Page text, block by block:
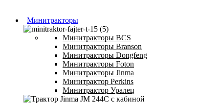
Минитракторы
Минитракторы BCS
Минитракторы Branson
Минитракторы Dongfeng
Минитракторы Foton
Минитракторы Jinma
Минитрактор Perkins
Минитрактор Уралец